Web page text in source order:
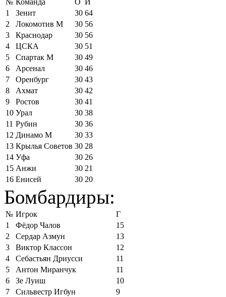
1
Зенит 30 64
2
Локомотив М 30 56
3
Краснодар 30 56
4
ЦСКА 30 51
5
Спартак М 30 49
6
Арсенал 30 46
7
Оренбург 30 43
8
Ахмат 30 42
9
Ростов 30 41
10 Урал 30 38
11 Рубин 30 36
12 Динамо М 30 33
13 Крылья Советов 30 28
14 Уфа 30 26
15 Анжи 30 21
16 Енисей 30 20
Бомбардиры:
№ Игрок
Г
1
Фёдор Чалов
15
2
Сердар Азмун
13
3
Виктор Классон
12
4
Себастьян Дриусси
11
5
Антон Миранчук
11
6
Зе Луиш
10
7
Сильвестр Игбун
9